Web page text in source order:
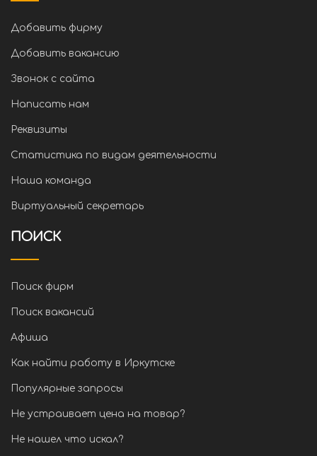
Добавить фирму
Добавить вакансию
Звонок с сайта
Написать нам
Реквизиты
Статистика по видам деятельности
Наша команда
Виртуальный секретарь
ПОИСК
Поиск фирм
Поиск вакансий
Афиша
Как найти работу в Иркутске
Популярные запросы
Не устраивает цена на товар?
Не нашел что искал?